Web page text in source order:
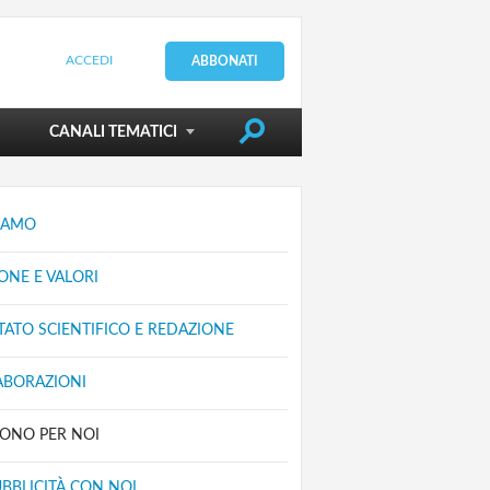
ACCEDI ABBONATI
DIRIGERE LA SCUOLA
CANALI TEMATICI
E VALORI
SCIENTIFICO E REDAZIONE
PER NOI